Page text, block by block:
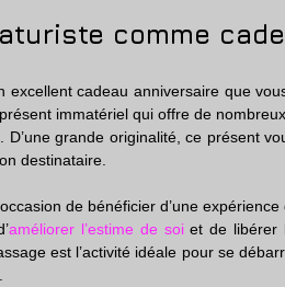
comme
excellent cadeau anniversaire que
immatériel qui offre de
D’une grande originalité, ce présent
destinataire.
de bénéficier d’une
améliorer l’estime de soi et de libérer
est l’activité idéale pour se